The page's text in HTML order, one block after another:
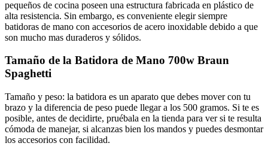
pequeños de cocina poseen una estructura fabricada en plástico de
alta resistencia. Sin embargo, es conveniente elegir siempre
batidoras de mano con accesorios de acero inoxidable debido a que
son mucho mas duraderos y sólidos.
Tamaño de la Batidora de Mano 700w Braun
Spaghetti
Tamaño y peso: la batidora es un aparato que debes mover con tu
brazo y la diferencia de peso puede llegar a los 500 gramos. Si te es
posible, antes de decidirte, pruébala en la tienda para ver si te resulta
cómoda de manejar, si alcanzas bien los mandos y puedes desmontar
los accesorios con facilidad.